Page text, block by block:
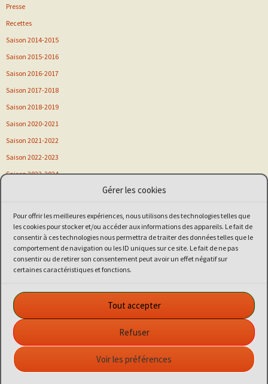
Gérer les cookies
Pour offrir les meilleures expériences, nous utilisons des technologies telles que
les cookies pour stocker et/ou accéder aux informations des appareils. Le fait de
consentir à ces technologies nous permettra de traiter des données telles que le
comportement de navigation ou les ID uniques sur ce site. Le fait de ne pas
consentir ou de retirer son consentement peut avoir un effet négatif sur
certaines caractéristiques et fonctions.
Tout accepter
Refuser
Voir les préférences
Presse
Recettes
Saison 2014-2015
Saison 2015-2016
Saison 2016-2017
Saison 2017-2018
Saison 2018-2019
Saison 2020-2021
Saison 2021-2022
Saison 2022-2023
Saison 2023-2024
Sortie
Stage
Vitalsport
Voeux de nouvel an
Kiaï Club de Guipavas
Dojo
: Complexe sportif de Kercoco - 80 rue du Commandant Challe
- 29490 GUIPAVAS
Association Kiaï Club affiliée à la FFAB, agrément ministériel
Jeunesse et Sport N° 06-S-83 du 7 octobre 1985 et du 3 décembre